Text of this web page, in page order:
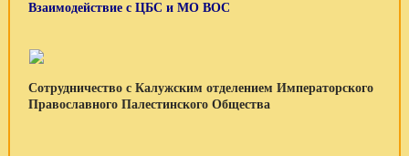
Взаимодействие с ЦБС и МО ВОС
Сотрудничество с Калужским отделением Императорского
Православного Палестинского Общества